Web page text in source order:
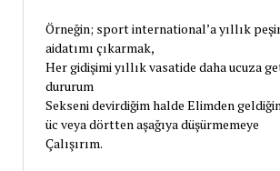
Örneğin; sport international’a yıllık
aidatımı çıkarmak,
Her gidişimi yıllık vasatide daha ucuza
dururum
Sekseni devirdiğim halde Elimden
üc veya dörtten aşağıya düşürmemeye
Çalışırım.